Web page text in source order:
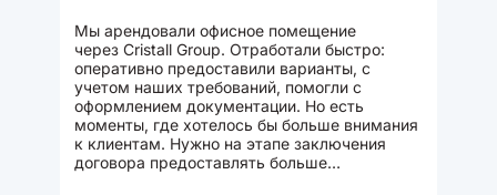
Мы арендовали офисное помещение
через Cristall Group. Отработали быстро:
оперативно предоставили варианты, с
учетом наших требований, помогли с
оформлением документации. Но есть
моменты, где хотелось бы больше внимания
к клиентам. Нужно на этапе заключения
договора предоставлять больше